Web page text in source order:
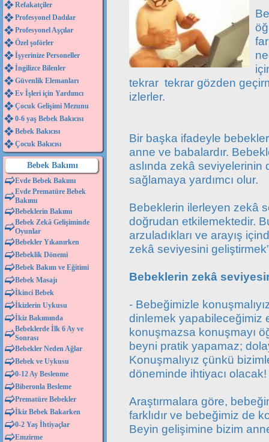
Refakatçiler
Profesyonel Dadılar
Profesyonel Aşçılar
Özel şoförler
İşyerinize Personeller
İngilizce Bilenler
Güvenlik Elemanları
Ev İşleri için Yardımcı
Çocuk Gelişimi Mezunu
0-6 yaş Bebek Bakıcısı
Bebek Bakıcısı
Çocuk Bakıcısı
Bebek Bakımı
Evde Bebek Bakımı
Evde Prematüre Bebek
Bakımı
Bebeklerin Bakımı
Bebek Zekâ Gelişiminde
Oyunlar
Bebekler Yıkanırken
Bebeklik Dönemi
Bebek Bakım ve Eğitimi
Bebek Masajı
İkinci Bebek
İkizlerin Uykusu
İkiz Bakımında
Bebeklerde İlk 6 Ay ve
Sonrası
Bebekler Neden Ağlar
Bebek ve Uykusu
0-12 Ay Beslenme
Biberonla Besleme
Prematüre Bebekler
İkiz Bebek Bakarken
0-2 Yaş İhtiyaçlar
Emzirme
tekrar tekrar gözden
izlerler.
Bir başka ifadeyle
anne ve babalardır.
aslında zekâ seviyelerinin
sağlamaya yardımcı olur.
Bebeklerin ilerleyen zekâ
doğrudan etkilemektedir.
arzuladıkları ve arayış
zekâ seviyesini
Bebeklerin zekâ
- Bebeğimizle
dinlemek yapabileceğimiz
konuşmazsa konuşmayı
beyni pratik yapamaz;
Konuşmalıyız çünkü
döneminde ihtiyacı olacak!
Araştırmalara göre,
farklıdır ve bebeğimiz de
Beyin gelişimine bizim